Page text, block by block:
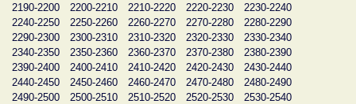
2190-2200
2200-2210 2210-2220 2220-2230
2230-2240
2240-2250
2250-2260 2260-2270 2270-2280
2280-2290
2290-2300
2300-2310 2310-2320 2320-2330
2330-2340
2340-2350
2350-2360 2360-2370 2370-2380
2380-2390
2390-2400
2400-2410 2410-2420 2420-2430
2430-2440
2440-2450
2450-2460 2460-2470 2470-2480
2480-2490
2490-2500
2500-2510 2510-2520 2520-2530
2530-2540